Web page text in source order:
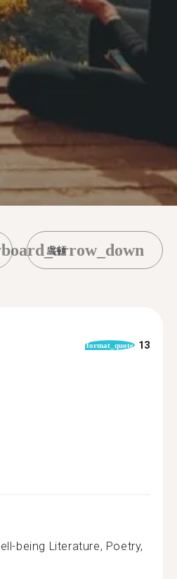
盧頓
format_quote 13
being Literature, Poetry,